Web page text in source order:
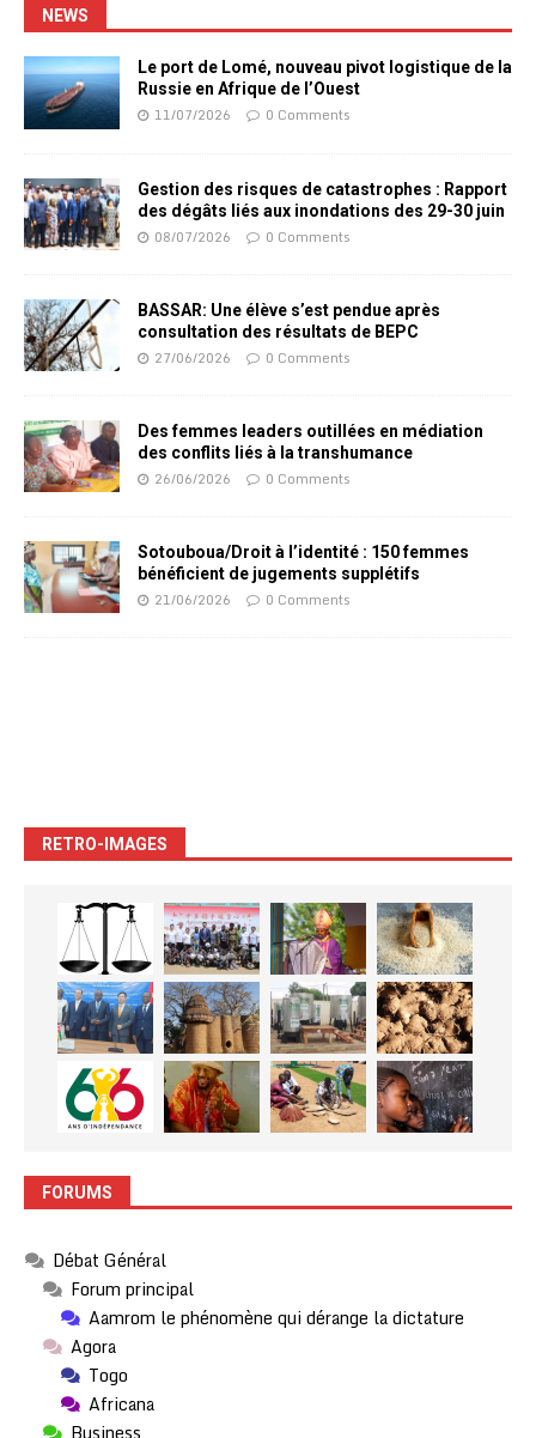
NEWS
Le port de Lomé, nouveau pivot logistique de la
Russie en Afrique de l’Ouest
11/07/2026 0 Comments
Gestion des risques de catastrophes : Rapport
des dégâts liés aux inondations des 29-30 juin
08/07/2026 0 Comments
BASSAR: Une élève s’est pendue après
consultation des résultats de BEPC
27/06/2026 0 Comments
Des femmes leaders outillées en médiation
des conflits liés à la transhumance
26/06/2026 0 Comments
Sotouboua/Droit à l’identité : 150 femmes
bénéficient de jugements supplétifs
21/06/2026 0 Comments
RETRO-IMAGES
FORUMS
Débat Général
Forum principal
Aamrom le phénomène qui dérange la dictature
Agora
Togo
Africana